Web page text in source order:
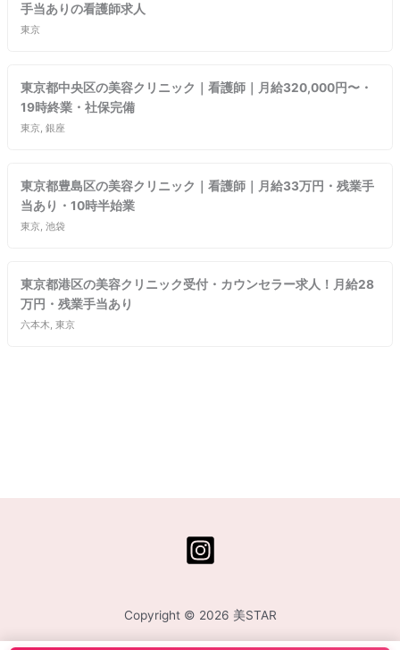
手当ありの看護師求人
東京
東京都中央区の美容クリニック｜看護師｜月給320,000円〜・
19時終業・社保完備
東京, 銀座
東京都豊島区の美容クリニック｜看護師｜月給33万円・残業手
当あり・10時半始業
東京, 池袋
東京都港区の美容クリニック受付・カウンセラー求人！月給28
万円・残業手当あり
六本木, 東京
Copyright © 2026 美STAR